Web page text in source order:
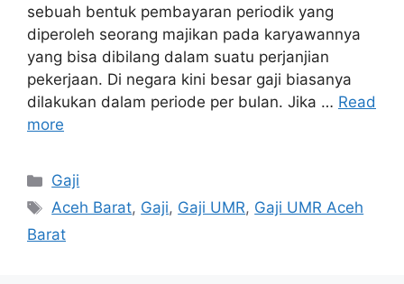
sebuah bentuk pembayaran periodik yang
diperoleh seorang majikan pada karyawannya
yang bisa dibilang dalam suatu perjanjian
pekerjaan. Di negara kini besar gaji biasanya
dilakukan dalam periode per bulan. Jika … Read
more
Categories
Gaji
Tags
Aceh Barat, Gaji, Gaji UMR, Gaji UMR Aceh
Barat